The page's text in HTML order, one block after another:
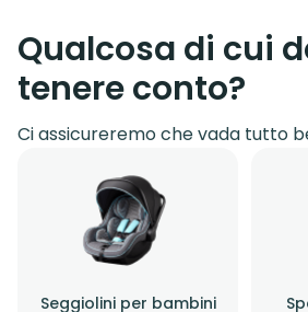
Qualcosa di cui
tenere conto?
Ci assicureremo che vada tutto
Seggiolini per bambini